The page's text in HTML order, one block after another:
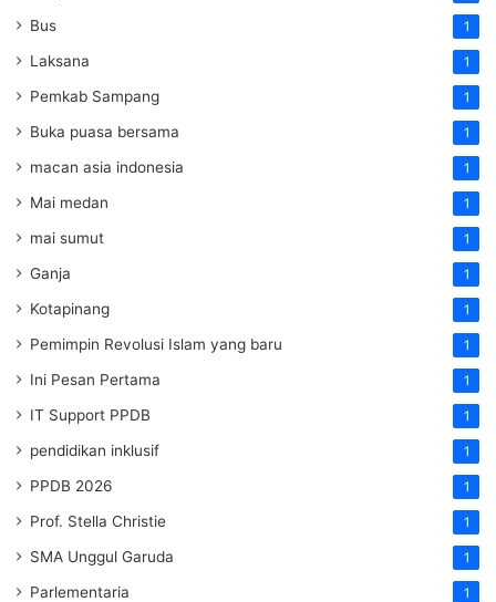
Bus 1
Laksana 1
Pemkab Sampang 1
Buka puasa bersama 1
macan asia indonesia 1
Mai medan 1
mai sumut 1
Ganja 1
Kotapinang 1
Pemimpin Revolusi Islam yang baru 1
Ini Pesan Pertama 1
IT Support PPDB 1
pendidikan inklusif 1
PPDB 2026 1
Prof. Stella Christie 1
SMA Unggul Garuda 1
Parlementaria 1